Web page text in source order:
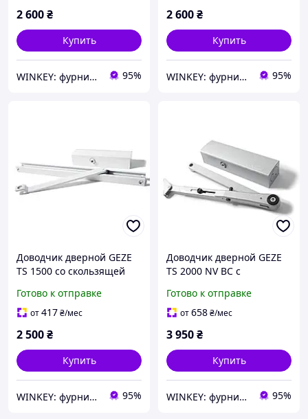
2 600₴
Купить
WINKEY: фурнитура для окон и дверей 95%
2 600₴
Купить
WINKEY: фурнитура для окон и дверей 95%
Доводчик дверной GEZE
TS 1500 со скользящей
Готово к отправке
от417₴/мес
2 500₴
Купить
WINKEY: фурнитура для окон и дверей 95%
Доводчик дверной GEZE
TS 2000 NV BC с
Готово к отправке
от658₴/мес
3 950₴
Купить
WINKEY: фурнитура для окон и дверей 95%